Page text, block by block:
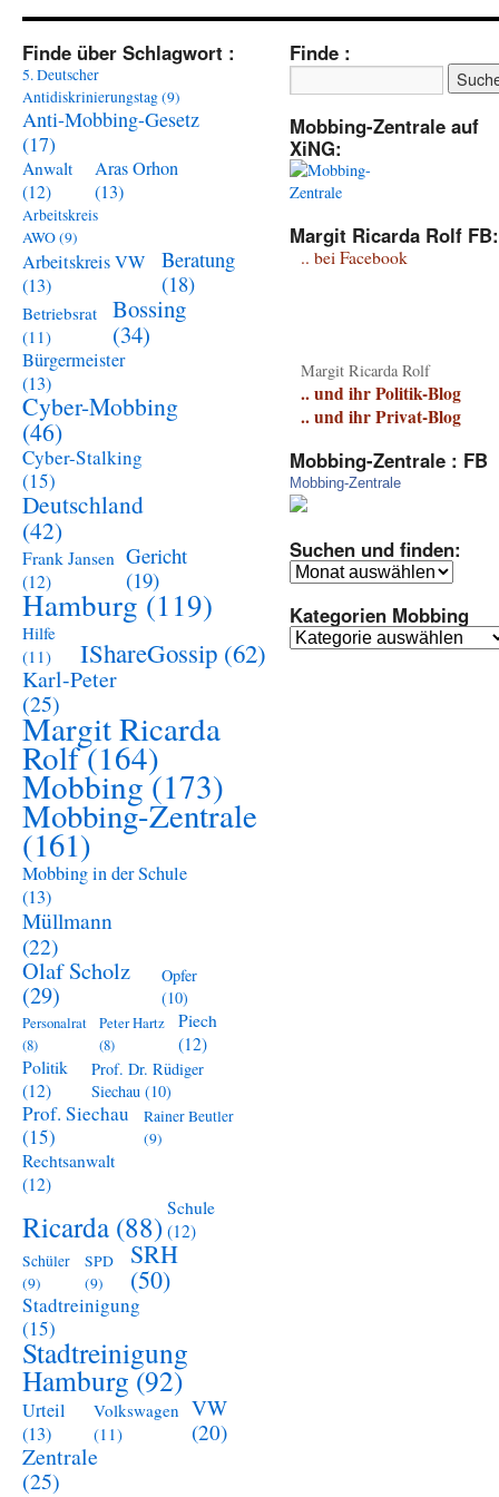
Finde über Schlagwort :
5. Deutscher
Antidiskrinierungstag(9)
Anti-Mobbing-Gesetz
(17)
Anwalt
(12)
Aras Orhon
(13)
Arbeitskreis
AWO(9)
Arbeitskreis VW
(13)
Beratung
(18)
Betriebsrat
(11)
Bossing
(34)
Bürgermeister
(13)
Cyber-Mobbing
(46)
Cyber-Stalking
(15)
Deutschland
(42)
Frank Jansen
(12)
Gericht
(19)
Hamburg (119)
Hilfe
(11)
IShareGossip (62)
Karl-Peter
(25)
Margit Ricarda
Rolf(164)
Mobbing(173)
Mobbing-Zentrale
(161)
Mobbing in der Schule
(13)
Müllmann
(22)
Olaf Scholz
(29)
Opfer
(10)
Personalrat
(8)
Peter Hartz
(8)
Piech
(12)
Politik
(12)
Prof. Dr. Rüdiger
Siechau (10)
Prof. Siechau
(15)
Rainer Beutler
(9)
Rechtsanwalt
(12)
Ricarda (88) Schule
(12)
Schüler
(9)
SPD
(9)
SRH
(50)
Stadtreinigung
(15)
Stadtreinigung
Hamburg(92)
Urteil
(13)
Volkswagen
(11)
VW
(20)
Zentrale
(25)
Finde :
Mobbing-Zentrale auf
XiNG:
Margit Ricarda Rolf FB:
.. bei Facebook
Margit Ricarda Rolf
.. und ihr Politik-Blog
.. und ihr Privat-Blog
Mobbing-Zentrale : FB
Mobbing-Zentrale
Suchen und finden:
Suchen
finden:
Kategorien Mobbing
Kategorien